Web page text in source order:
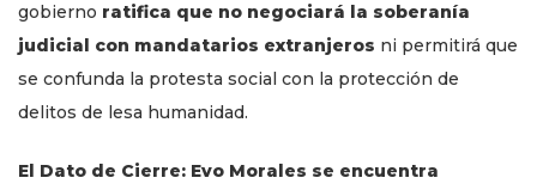
gobierno ratifica que no negociará la soberanía
judicial con mandatarios extranjeros ni permitirá que
se confunda la protesta social con la protección de
delitos de lesa humanidad.
El Dato de Cierre: Evo Morales se encuentra